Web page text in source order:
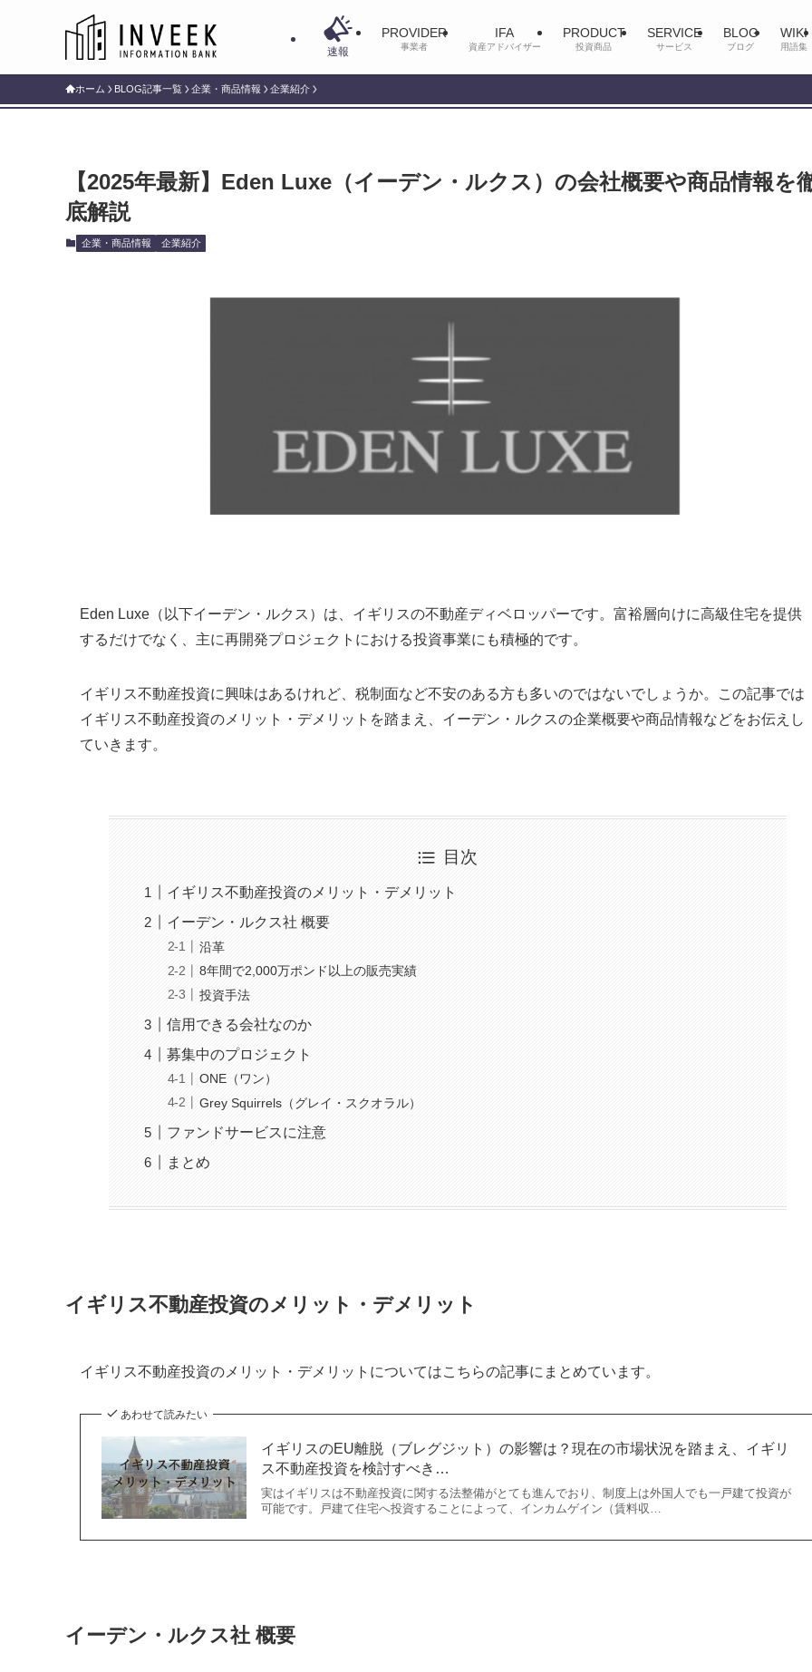
速報
PROVIDER
事業者
IFA
資産アドバイザー
PRODUCT
投資商品
SERVICE
サービス
BLOG
ブログ
WIKI
用語集
ホーム BLOG記事一覧 企業・商品情報 企業紹介
【2025年最新】Eden Luxe（イーデン・ルクス）の会社概要や商品情報を
底解説
企業・商品情報 企業紹介
Eden Luxe（以下イーデン・ルクス）は、イギリスの不動産ディベロッパーです。富裕層向けに高級住宅を提供
するだけでなく、主に再開発プロジェクトにおける投資事業にも積極的です。
イギリス不動産投資に興味はあるけれど、税制面など不安のある方も多いのではないでしょうか。この記事では
イギリス不動産投資のメリット・デメリットを踏まえ、イーデン・ルクスの企業概要や商品情報などをお伝えし
ていきます。
目次
イギリス不動産投資のメリット・デメリット
イーデン・ルクス社 概要
沿革
8年間で2,000万ポンド以上の販売実績
投資手法
信用できる会社なのか
募集中のプロジェクト
ONE（ワン）
Grey Squirrels（グレイ・スクオラル）
ファンドサービスに注意
まとめ
イギリス不動産投資のメリット・デメリット
イギリス不動産投資のメリット・デメリットについてはこちらの記事にまとめています。
あわせて読みたい
イギリスのEU離脱（ブレグジット）の影響は？現在の市場状況を踏まえ、イギリ
ス不動産投資を検討すべき…
実はイギリスは不動産投資に関する法整備がとても進んでおり、制度上は外国人でも一戸建て投資が
可能です。戸建て住宅へ投資することによって、インカムゲイン（賃料収…
イーデン・ルクス社 概要